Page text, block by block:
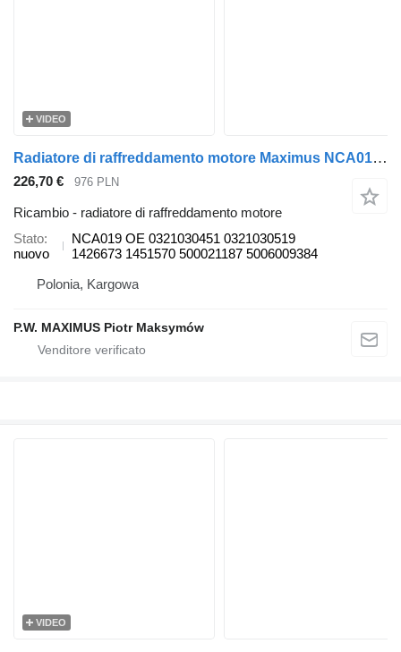
VIDEO
Radiatore di raffreddamento motore Maximus NCA019 per autobus Bova FUTURA MAGIC
226,70 € 976 PLN
Ricambio - radiatore di raffreddamento motore
Stato
nuovo
NCA019 OE 0321030451 0321030519
1426673 1451570 500021187 5006009384
Polonia, Kargowa
P.W. MAXIMUS Piotr Maksymów
VIDEO